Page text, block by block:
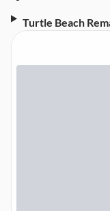
Turtle Beach